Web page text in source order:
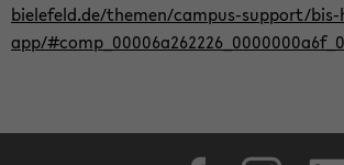
bielefeld.de/themen/campus-support/
app/